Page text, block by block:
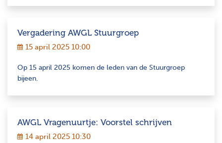
Vergadering AWGL Stuurgroep
15 april 2025 10:00
Op 15 april 2025 komen de leden van de Stuurgroep
bijeen.
AWGL Vragenuurtje: Voorstel schrijven
14 april 2025 10:30